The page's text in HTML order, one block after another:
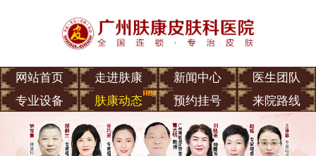
网站首页 走进肤康 新闻中心
医生团队
专业设备
肤康动态 预约挂号 来院路线